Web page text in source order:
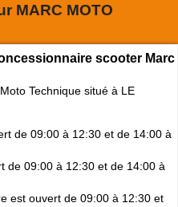
MARC MOTO
scooter Marc
Technique situé à LE
de 09:00 à 12:30 et de 14:00 à
de 09:00 à 12:30 et de 14:00 à
est ouvert de 09:00 à 12:30 et